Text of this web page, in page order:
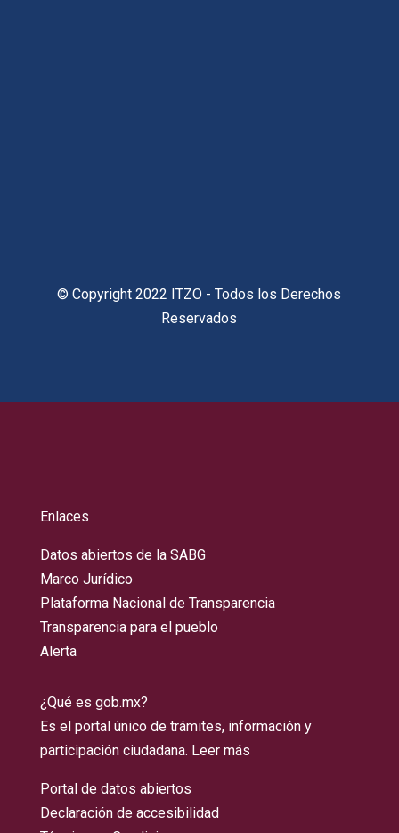
© Copyright 2022 ITZO - Todos los Derechos
Reservados
Enlaces
Datos abiertos de la SABG
Marco Jurídico
Plataforma Nacional de Transparencia
Transparencia para el pueblo
Alerta
¿Qué es gob.mx?
Es el portal único de trámites, información y
participación ciudadana. Leer más
Portal de datos abiertos
Declaración de accesibilidad